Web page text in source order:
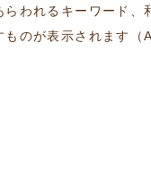
われるキーワード
のが表示されます（